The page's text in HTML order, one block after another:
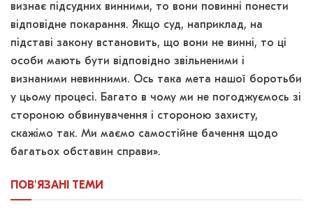
визнає підсудних винними, то вони повинні понести
відповідне покарання. Якщо суд, наприклад, на
підставі закону встановить, що вони не винні, то ці
особи мають бути відповідно звільненими і
визнаними невинними. Ось така мета нашої боротьби
у цьому процесі. Багато в чому ми не погоджуємось зі
стороною обвинувачення і стороною захисту,
скажімо так. Ми маємо самостійне бачення щодо
багатьох обставин справи».
ПОВ'ЯЗАНІ ТЕМИ